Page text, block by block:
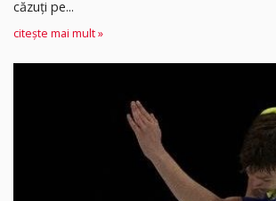
căzuți pe...
citește mai mult »